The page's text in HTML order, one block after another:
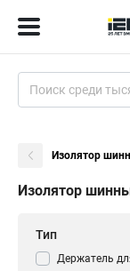
Изолятор
Изолятор
Тип
Держатель